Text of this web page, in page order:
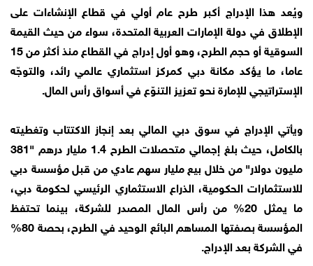
ويُعد هذا الإدراج أكبر طرح عام أولي في قطاع الإنشاءات على
الإطلاق في دولة الإمارات العربية المتحدة، سواء من حيث القيمة
السوقية أو حجم الطرح، وهو أول إدراج في القطاع منذ أكثر من 15
عاما، ما يؤكد مكانة دبي كمركز استثماري عالمي رائد، والتوجّه
الإستراتيجي للإمارة نحو تعزيز التنوّع في أسواق رأس المال.
ويأتي الإدراج في سوق دبي المالي بعد إنجاز الاكتتاب وتغطيته
بالكامل، حيث بلغ إجمالي متحصلات الطرح 1.4 مليار درهم "381
مليون دولار" من خلال بيع مليار سهم عادي من قبل مؤسسة دبي
للاستثمارات الحكومية، الذراع الاستثماري الرئيسي لحكومة دبي،
ما يمثل 20% من رأس المال المصدر للشركة، بينما تحتفظ
المؤسسة بصفتها المساهم البائع الوحيد في الطرح، بحصة 80%
في الشركة بعد الإدراج.